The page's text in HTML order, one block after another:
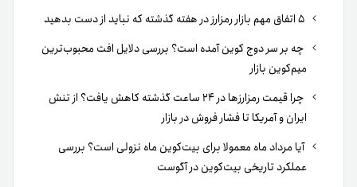
چه بر سر دوج کوین آمده است؟ بررسی دلایل افت محبوب‌ترین
میم‌کوین بازار
چرا قیمت رمزارزها در ۲۴ ساعت گذشته کاهش یافت؟ از تنش
ایران و آمریکا تا فشار فروش در بازار
آیا مرداد ماه معمولا برای بیت‌کوین ماه نزولی است؟ بررسی
عملکرد تاریخی بیت‌کوین در آگوست